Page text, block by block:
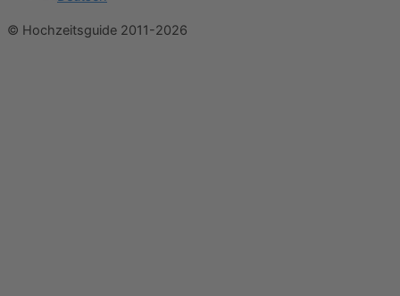
© Hochzeitsguide 2011-2026